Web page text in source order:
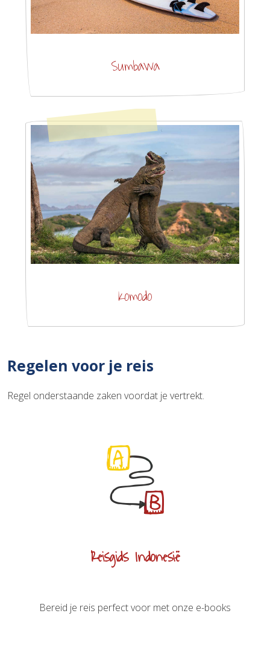
Sumbawa
Komodo
Regelen voor je reis
Regel onderstaande zaken voordat je vertrekt.
Reisgids Indonesië
Bereid je reis perfect voor met onze e-books